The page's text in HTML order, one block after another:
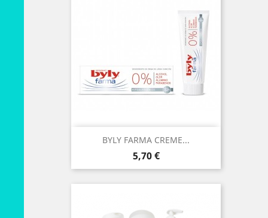
BYLY FARMA CREME...
Preço
5,70 €